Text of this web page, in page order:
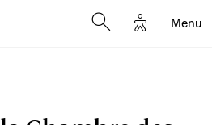
Options
Menu